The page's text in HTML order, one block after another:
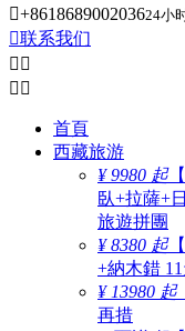
+861868900203624小
联系我们
 
 
首頁
西藏旅游
¥ 9980 起
臥+拉薩+
旅遊拼團
¥ 8380 起
+納木錯
¥ 13980 起
再措